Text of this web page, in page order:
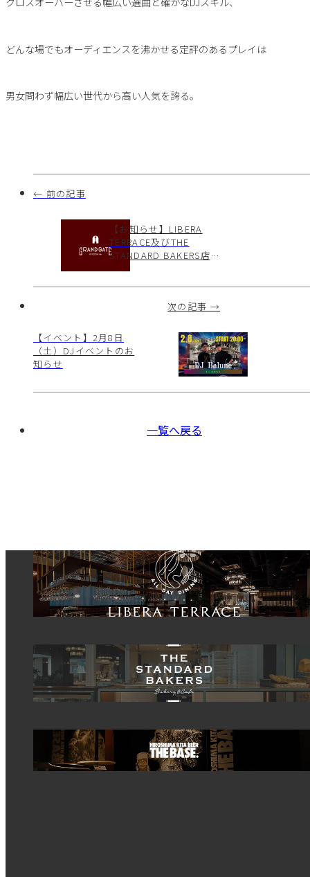
どんな場でもオーディエンスを沸かせる定評のあるプレイは
男女問わず幅広い世代から高い人気を誇る。
← 前の記事
【お知らせ】LIBERA
TERRACE及びTHE
STANDARD BAKERS店
休日のお知らせ
次の記事 →
【イベント】2月8日
（土）DJイベントのお
知らせ
一覧へ戻る